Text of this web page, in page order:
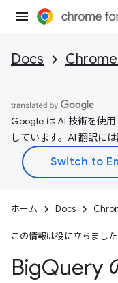
Docs
Google は AI 技術を使
しています。AI 翻訳に
ホーム Docs
この情報は役に立ちました
BigQuery